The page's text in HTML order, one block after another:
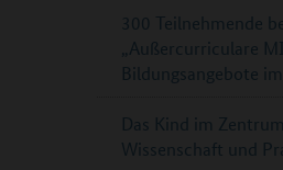
300 Teilnehmende
„Außercurriculare
Bildungsangebote
Das Kind im
Wissenschaft und